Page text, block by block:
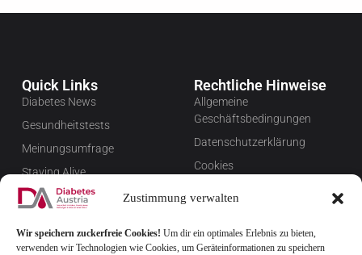
Zustimmung verwalten
Wir speichern zuckerfreie Cookies! Um dir ein optimales Erlebnis zu bieten,
verwenden wir Technologien wie Cookies, um Geräteinformationen zu speichern
Quick Links
Diabetes News
Gesundheitstests
Meinungsumfrage
Staying Alive
Favoriten
Rechtliche Hinweise
Allgemeine
Geschäftsbedingungen
Datenschutzerklärung
Cookies
Newsletter verwalten